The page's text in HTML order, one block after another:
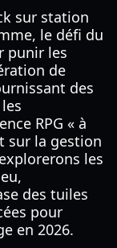
sur station
le défi du
punir les
de
des
RPG « à
sur la gestion
les
des tuiles
pour
en 2026.